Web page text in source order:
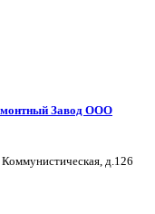
Завод ООО
Коммунистическая, д.126